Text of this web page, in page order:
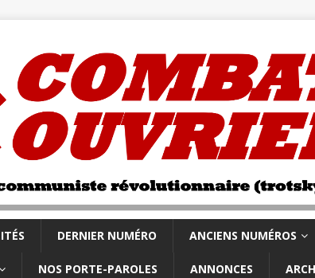
DERNIER NUMÉRO ANCIENS NUMÉROS
NOS PORTE-PAROLES ANNONCES